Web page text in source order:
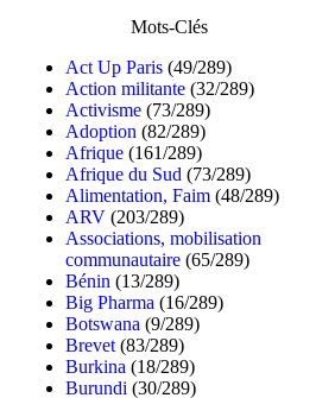
Mots-Clés
Act Up Paris (49/289)
Action militante (32/289)
Activisme (73/289)
Adoption (82/289)
Afrique (161/289)
Afrique du Sud (73/289)
Alimentation, Faim (48/289)
ARV (203/289)
Associations, mobilisation
communautaire (65/289)
Bénin (13/289)
Big Pharma (16/289)
Botswana (9/289)
Brevet (83/289)
Burkina (18/289)
Burundi (30/289)